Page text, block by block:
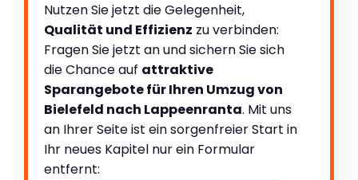
Nutzen Sie jetzt die Gelegenheit,
Qualität und Effizienz zu verbinden:
Fragen Sie jetzt an und sichern Sie sich
die Chance auf attraktive
Sparangebote für Ihren Umzug von
Bielefeld nach Lappeenranta. Mit uns
an Ihrer Seite ist ein sorgenfreier Start in
Ihr neues Kapitel nur ein Formular
entfernt: